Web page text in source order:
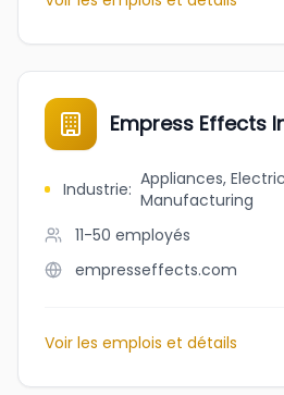
Empress Effects
Industrie: Appliances,
Manufacturing
11-50 employés
empresseffects.com
Voir les emplois et détails